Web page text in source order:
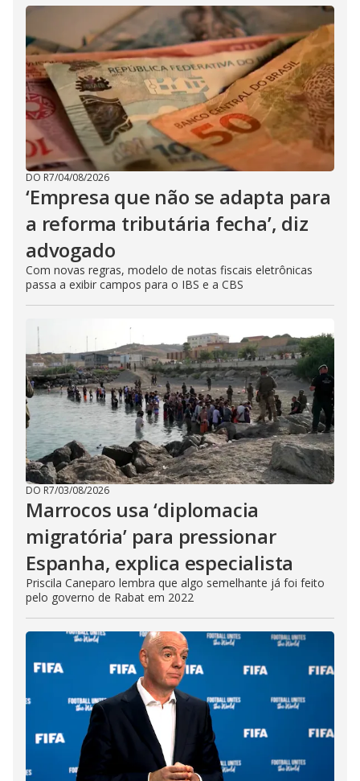
DO R7/04/08/2026
‘Empresa que não se adapta para
a reforma tributária fecha’, diz
advogado
Com novas regras, modelo de notas fiscais eletrônicas
passa a exibir campos para o IBS e a CBS
DO R7/03/08/2026
Marrocos usa ‘diplomacia
migratória’ para pressionar
Espanha, explica especialista
Priscila Caneparo lembra que algo semelhante já foi feito
pelo governo de Rabat em 2022